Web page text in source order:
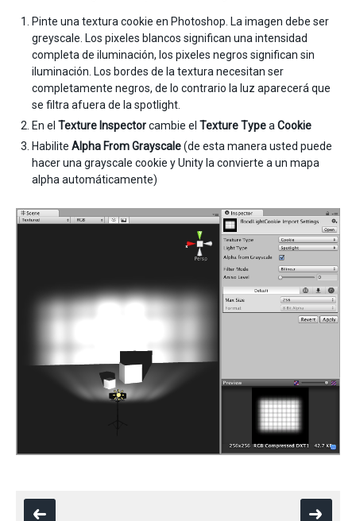
Pinte una textura cookie en Photoshop. La imagen debe ser
greyscale. Los pixeles blancos significan una intensidad
completa de iluminación, los pixeles negros significan sin
iluminación. Los bordes de la textura necesitan ser
completamente negros, de lo contrario la luz aparecerá que
se filtra afuera de la spotlight.
En el Texture Inspectorcambie el Texture Typea Cookie
Habilite Alpha From Grayscale(de esta manera usted puede
hacer una grayscale cookie y Unity la convierte a un mapa
alpha automáticamente)